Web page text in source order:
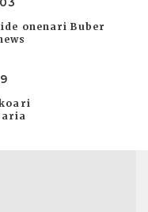
onenari Buber